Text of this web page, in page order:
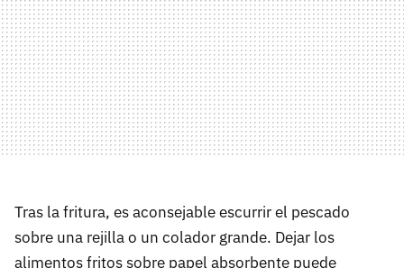
Tras la fritura, es aconsejable escurrir el pescado
sobre una rejilla o un colador grande. Dejar los
alimentos fritos sobre papel absorbente puede